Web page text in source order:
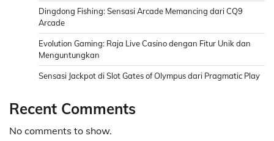
Dingdong Fishing: Sensasi Arcade Memancing dari CQ9
Arcade
Evolution Gaming: Raja Live Casino dengan Fitur Unik dan
Menguntungkan
Sensasi Jackpot di Slot Gates of Olympus dari Pragmatic Play
Recent Comments
No comments to show.